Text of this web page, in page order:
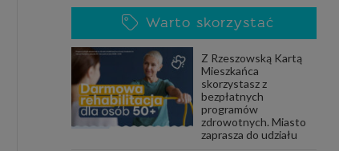
Warto skorzystać
Z Rzeszowską Kartą
Mieszkańca
skorzystasz z
bezpłatnych
programów
zdrowotnych. Miasto
zaprasza do udziału